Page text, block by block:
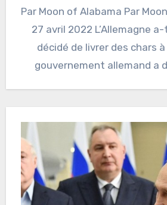
Par Moon of Alabama Par
27 avril 2022 L’Allemagne
décidé de livrer des chars à
gouvernement allemand a